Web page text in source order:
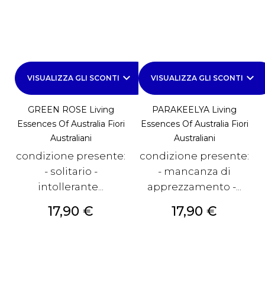
VISUALIZZA GLI SCONTI keyboard_arrow_down
GREEN ROSE Living
Essences Of Australia Fiori
Australiani
condizione presente:
- solitario -
intollerante...
Prezzo
17,90 €
VISUALIZZA GLI SCONTI keyboard_arrow_down
PARAKEELYA Living
Essences Of Australia Fiori
Australiani
condizione presente:
- mancanza di
apprezzamento -...
Prezzo
17,90 €